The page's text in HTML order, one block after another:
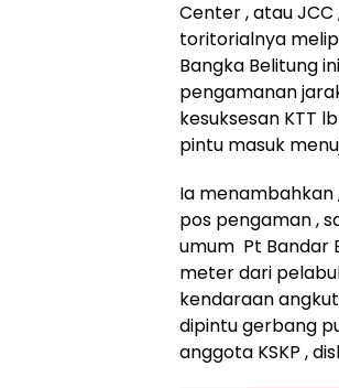
Center , atau
toritorialnya
Bangka Belitung
pengamanan
kesuksesan KTT
pintu masuk
Ia
pos pengaman ,
umum Pt Bandar
meter dari
kendaraan
dipintu gerbang
anggota KSKP ,